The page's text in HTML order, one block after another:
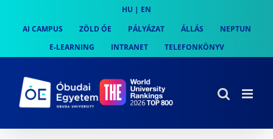
content
HU | EN
AI CAMPUS
ZÖLD ÓE PÁLYÁZAT ÁLLÁS
NEPTUN
E-LEARNING
INTRANET TELEFONKÖNYV